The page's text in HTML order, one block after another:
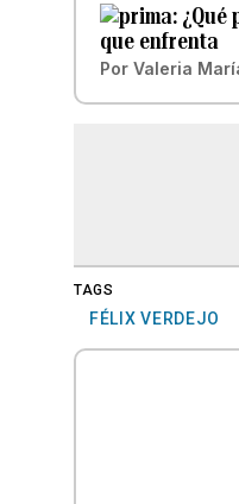
¿Qué
que enfrenta
Por Valeria
TAGS
FÉLIX VERDEJO